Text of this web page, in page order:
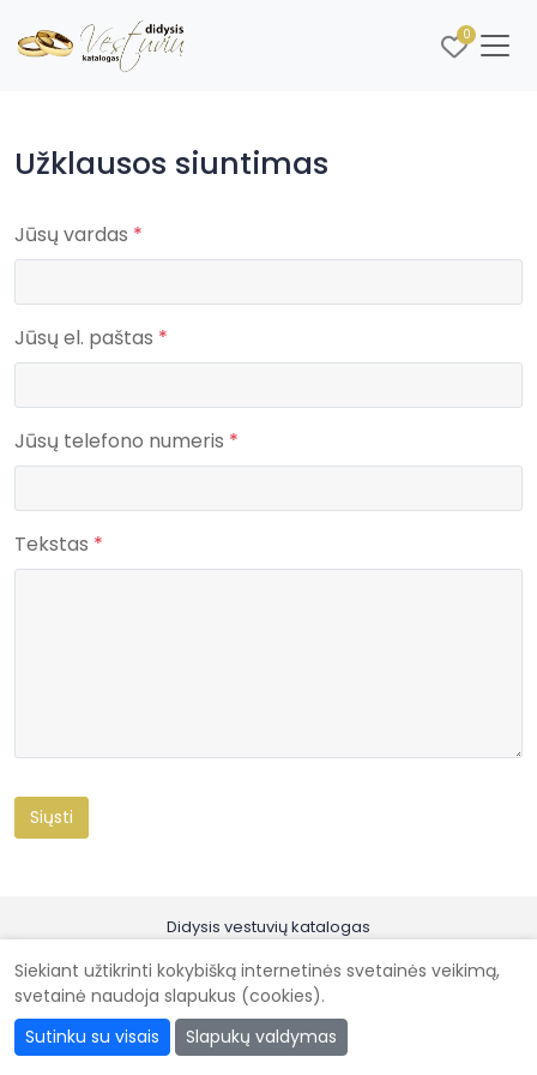
0
Užklausos siuntimas
Jūsų vardas *
Jūsų el. paštas *
Jūsų telefono numeris *
Tekstas *
Didysis vestuvių katalogas
Siekiant užtikrinti kokybišką internetinės svetainės veikimą,
svetainė naudoja slapukus (cookies).
Sutinku su visais
Slapukų valdymas